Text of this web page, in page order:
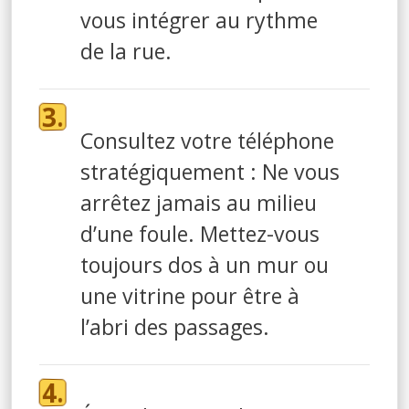
vous intégrer au rythme
de la rue.
Consultez votre téléphone
stratégiquement : Ne vous
arrêtez jamais au milieu
d’une foule. Mettez-vous
toujours dos à un mur ou
une vitrine pour être à
l’abri des passages.